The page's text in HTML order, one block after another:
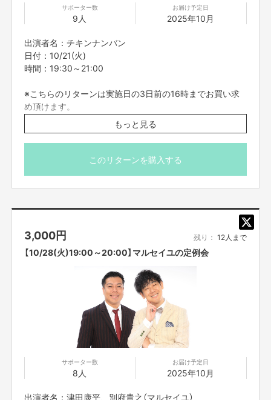
今回ご支援頂いた資金は、
「吉村派遣会社の運営・システム開発費用」
「タレントへのギャラ」
に充てさせて頂きます。
皆様に笑顔をお届けできるよう全力で取り組んでいきたいと思って
おりま
す。
何卒、お力添え宜しくお願い致します。
吉本興業株式会社
【ご支援にあたってのご注意事項】
■オンライン会議ツールで参加者全員を同時につなぎ、それぞれリモートで
い。
■コミュニケーションには「Zoom」を使用させていただきます。Zoomを使
用できる環境を整えていただき、電波のいい環境でおつなぎください。
■参加方法は支援者の方に、リターン実施日の前日までにご案内を、メッセ
ージ機能より個別でお送りいたします。お知らせした時間を厳守して下さ
■迷惑メールの対策などでドメイン指定を行っている場合、メールが受信で
きない場合がございます。「@yoshimoto.co.jp」を受信設定してください。
■コンプライアンスの観点から録画させていただいております。あらかじめ
ご了承ください。お客様の映像に関しては、他の目的での使用は致しませ
■参加者の配信中の録画撮影、録音、また、SNS等に詳細な配信内容を投稿
することは禁止です。
■不適切と考えられる言動があった場合、強制的に退出をお願いする場合が
■応募者は、自ら及び自らが代表となって応募した参加者全てが、反社会的
サポーター数
9人
お届け予定日
2025年10月
出演者名：チキンナンバン
日付：10/21(火)
時間：19:30～21:00
※こちらのリターンは実施日の3日前の16時までお買い求
め頂けます。
※プロジェクト本文の末尾に記載されている【ご支援にあた
ってのご注意事項】を必ずご一読ください。
もっと見る
このリターンを購入する
3,000円 残り： 12人まで
【10/28(火)19:00～20:00】マルセイユの定例会
サポーター数
8人
お届け予定日
2025年10月
出演者名：津田康平、別府貴之（マルセイユ）